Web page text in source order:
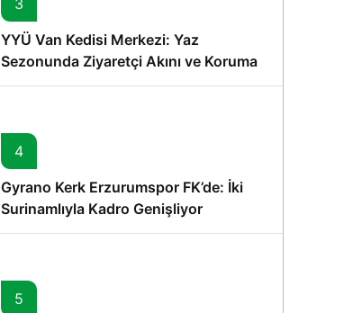
3
YYÜ Van Kedisi Merkezi: Yaz
Sezonunda Ziyaretçi Akını ve Koruma
Vurgusu
4
Gyrano Kerk Erzurumspor FK’de: İki
Surinamlıyla Kadro Genişliyor
5